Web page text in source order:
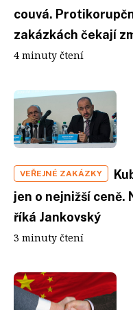
couvá.
zakázkách čekají
4 minuty čtení
VEŘEJNÉ ZAKÁZKY
jen o nejnižší ceně.
říká Jankovský
3 minuty čtení